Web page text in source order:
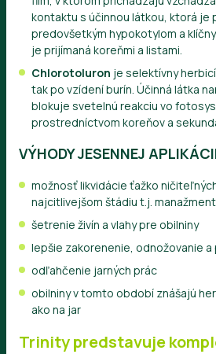
kontaktu s účinnou látkou, ktorá je
predovšetkým hypokotylom a
je prijímaná koreňmi a listami.
Chlorotoluron je selektívny
tak po vzídení burín. Účinná látka
blokuje svetelnú reakciu vo
prostredníctvom koreňov a
VÝHODY JESENNEJ
možnosť likvidácie ťažko
najcitlivejšom štádiu t.j.
šetrenie živín a vlahy pre obilniny
lepšie zakorenenie, odnožovanie a
odľahčenie jarných prác
obilniny v tomto období znášajú
ako na jar
Trinity predstavuje